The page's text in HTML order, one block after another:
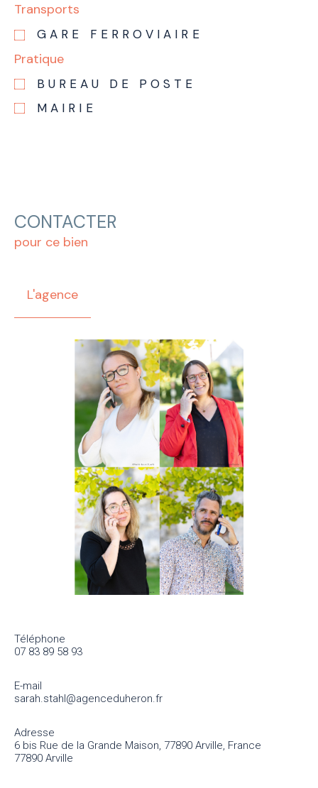
Transports
GARE FERROVIAIRE
Pratique
BUREAU DE POSTE
MAIRIE
CONTACTER
pour ce bien
L'agence
Téléphone
07 83 89 58 93
E-mail
sarah.stahl@agenceduheron.fr
Adresse
6 bis Rue de la Grande Maison, 77890 Arville, France
77890 Arville